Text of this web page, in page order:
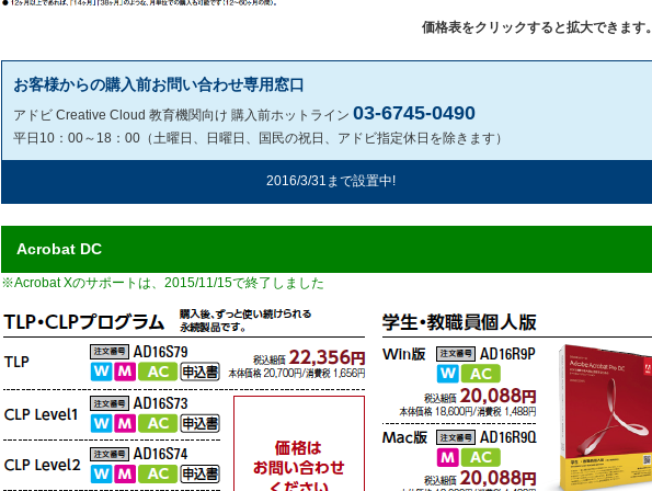
価格表をクリックすると拡大できます。
お客様からの購入前お問い合わせ専用窓口
アドビ Creative Cloud 教育機関向け 購入前ホットライン 03-6745-0490
平日10：00～18：00（土曜日、日曜日、国民の祝日、アドビ指定休日を除きます）
2016/3/31まで設置中!
Acrobat DC
※Acrobat Xのサポートは、2015/11/15で終了しました